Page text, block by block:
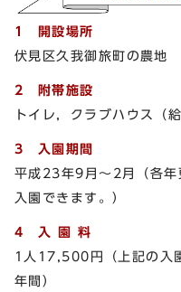
1 開設場所
伏見区久我御旅町の農地
2 附帯施設
トイレ，クラブハウス（
3 入園期間
平成23年9月～2月（各
入園できます。）
4 入 園 料
1人17,500円（上記の
年間）